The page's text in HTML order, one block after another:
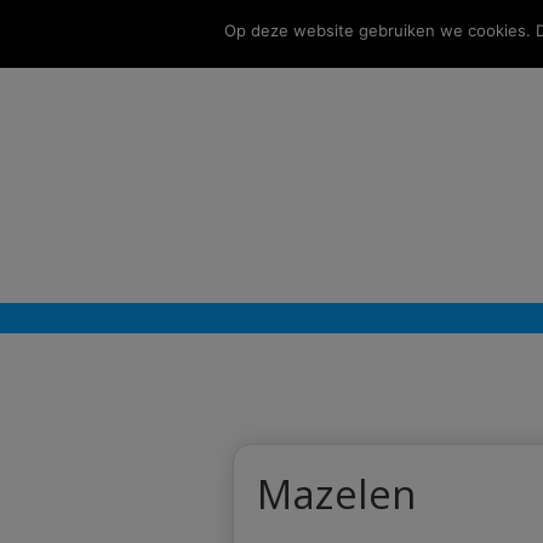
Mazelen
Op deze website gebruiken we cookies.